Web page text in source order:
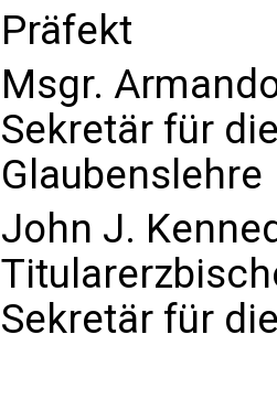
Präfekt
Msgr.
Sekretär für
Glaubenslehre
John J.
Sekretär für